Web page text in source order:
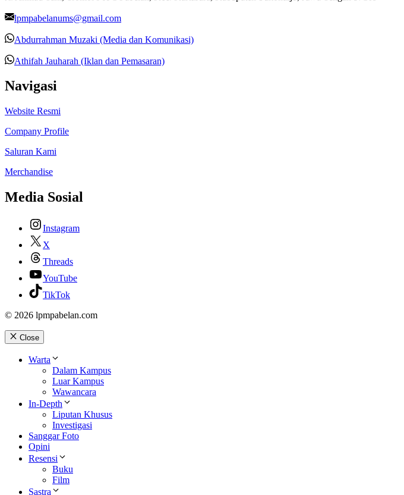
lpmpabelanums@gmail.com
Abdurrahman Muzaki (Media dan Komunikasi)
Athifah Jauharah (Iklan dan Pemasaran)
Navigasi
Website Resmi
Company Profile
Saluran Kami
Merchandise
Media Sosial
Instagram
X
Threads
YouTube
TikTok
© 2026 lpmpabelan.com
Close
Warta
Dalam Kampus
Luar Kampus
Wawancara
In-Depth
Liputan Khusus
Investigasi
Sanggar Foto
Opini
Resensi
Buku
Film
Sastra